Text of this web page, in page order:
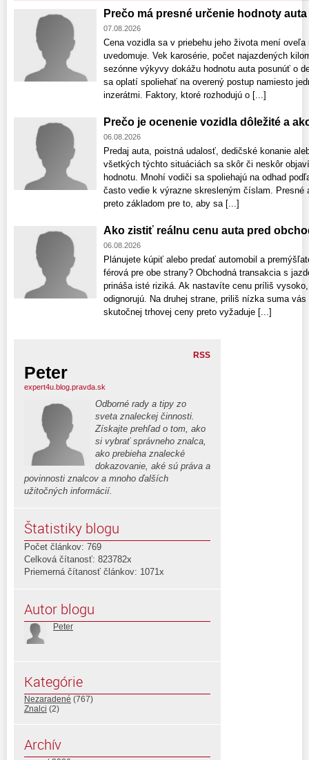
Prečo má presné určenie hodnoty
07.08.2026
Cena vozidla sa v priebehu jeho života mení
uvedomuje. Vek karosérie, počet najazdených
sezónne výkyvy dokážu hodnotu auta posunúť o
sa oplatí spoliehať na overený postup namiesto
inzerátmi. Faktory, ktoré rozhodujú o [...]
Prečo je ocenenie vozidla dôležité a
06.08.2026
Predaj auta, poistná udalosť, dedičské konanie
všetkých týchto situáciách sa skôr či neskôr
hodnotu. Mnohí vodiči sa spoliehajú na odhad
často vedie k výrazne skresleným číslam. Presné
preto základom pre to, aby sa [...]
Ako zistiť reálnu cenu auta pred
06.08.2026
Plánujete kúpiť alebo predať automobil a
férová pre obe strany? Obchodná transakcia s
prináša isté riziká. Ak nastavíte cenu príliš
odignorujú. Na druhej strane, priliš nízka suma
skutočnej trhovej ceny preto vyžaduje [...]
RSS
Peter
expert4u.blog.pravda.sk
Odborné rady a tipy zo
sveta znaleckej činnosti.
Získajte prehľad o tom, ako
si vybrať správneho znalca,
ako prebieha znalecké
dokazovanie, aké sú práva a
povinnosti znalcov a mnoho ďalších
užitočných informácií.
Štatistiky blogu
Počet článkov: 769
Celková čítanosť: 823782x
Priemerná čítanosť článkov: 1071x
Autor blogu
Peter
Kategórie
Nezaradené (767)
Znalci (2)
Archív